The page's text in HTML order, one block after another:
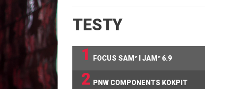
TESTY
1
FOCUS SAM² I JAM² 6.9
2 PNW COMPONENTS KOKPIT